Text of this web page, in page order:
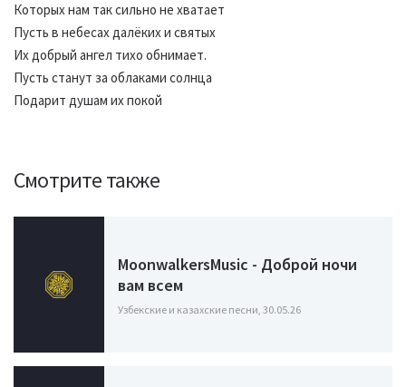
Которых нам так сильно не хватает
Пусть в небесах далёких и святых
Их добрый ангел тихо обнимает.
Пусть станут за облаками солнца
Подарит душам их покой
Смотрите также
MoonwalkersMusic - Доброй ночи
вам всем
Узбекские и казахские песни, 30.05.26